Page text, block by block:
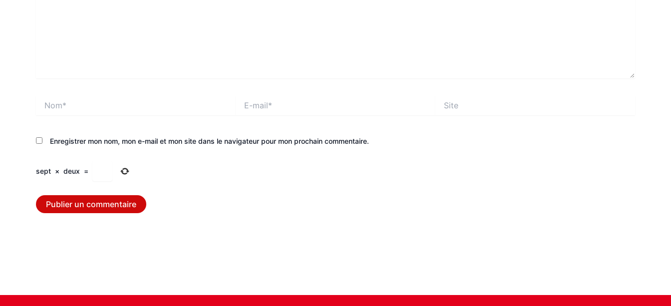
mail*
Enregistrer mon nom, mon e-mail et mon site dans le navigateur pour mon prochain commentaire.
sept × deux =